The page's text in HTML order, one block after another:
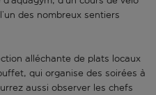
des nombreux sentiers
alléchante de plats locaux
qui organise des soirées à
aussi observer les chefs